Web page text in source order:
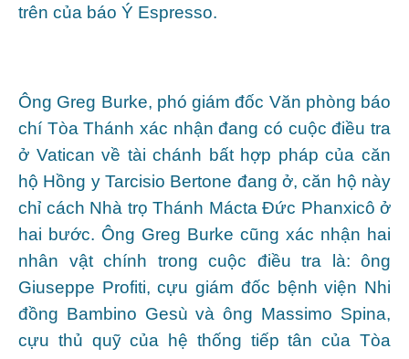
trên của báo Ý Espresso.
Ông Greg Burke, phó giám đốc Văn phòng báo
chí Tòa Thánh xác nhận đang có cuộc điều tra
ở Vatican về tài chánh bất hợp pháp của căn
hộ Hồng y Tarcisio Bertone đang ở, căn hộ này
chỉ cách Nhà trọ Thánh Mácta Đức Phanxicô ở
hai bước. Ông Greg Burke cũng xác nhận hai
nhân vật chính trong cuộc điều tra là: ông
Giuseppe Profiti, cựu giám đốc bệnh viện Nhi
đồng Bambino Gesù và ông Massimo Spina,
cựu thủ quỹ của hệ thống tiếp tân của Tòa